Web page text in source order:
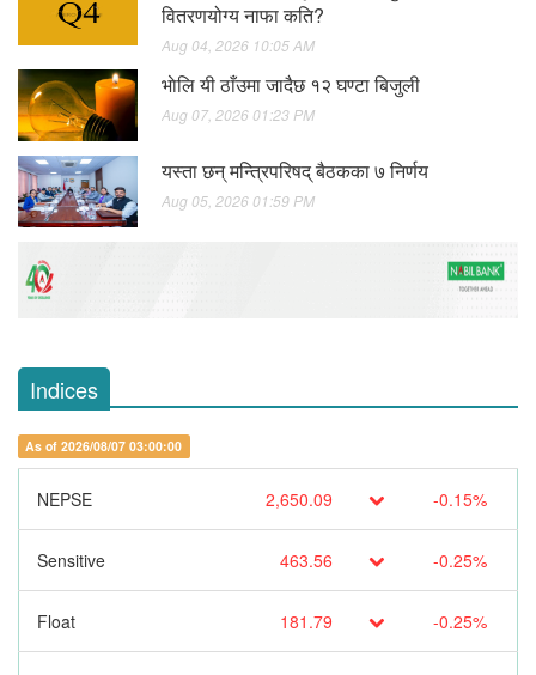
वितरणयोग्य नाफा कति?
Aug 04, 2026 10:05 AM
भाेलि यी ठाँउमा जादैछ १२ घण्टा बिजुली
Aug 07, 2026 01:23 PM
यस्ता छन् मन्त्रिपरिषद् बैठकका ७ निर्णय
Aug 05, 2026 01:59 PM
Indices
As of 2026/08/07 03:00:00
NEPSE 2,650.09 -0.15%
Sensitive 463.56 -0.25%
Float 181.79 -0.25%